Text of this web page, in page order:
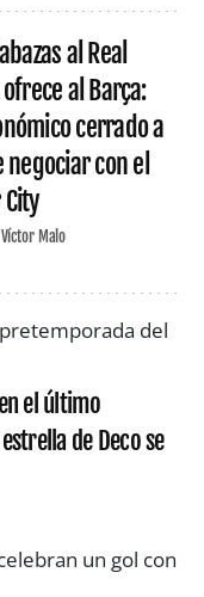
al Real
al Barça:
cerrado a
negociar con el
Víctor Malo
el último
de Deco se